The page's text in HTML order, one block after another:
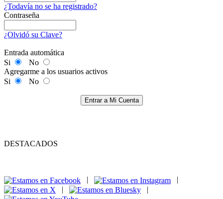
¿Todavía no se ha registrado?
Contraseña
¿Olvidó su Clave?
Entrada automática
Si
No
Agregarme a los usuarios activos
Si
No
Entrar a Mi Cuenta
DESTACADOS
|
|